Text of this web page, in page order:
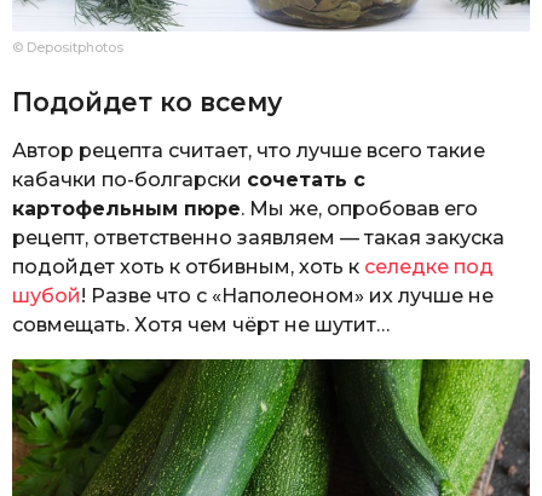
© Depositphotos
Подойдет ко всему
Автор рецепта считает, что лучше всего такие
кабачки по-болгарски сочетать с
картофельным пюре. Мы же, опробовав его
рецепт, ответственно заявляем — такая закуска
подойдет хоть к отбивным, хоть к селедке под
шубой! Разве что с «Наполеоном» их лучше не
совмещать. Хотя чем чёрт не шутит…